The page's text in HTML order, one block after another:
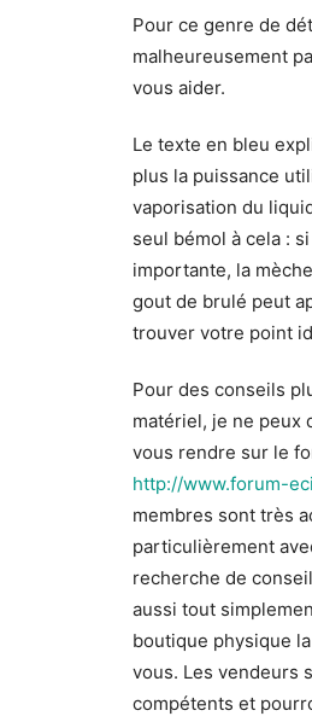
Pour ce genre de
malheureusement
vous aider.
Le texte en bleu
plus la puissance
vaporisation du
seul bémol à cela :
importante, la
gout de brulé peut
trouver votre point
Pour des conseils
matériel, je ne peux
vous rendre sur le
http://www.forum-
membres sont très
particulièrement
recherche de
aussi tout
boutique physique
vous. Les vendeurs
compétents et